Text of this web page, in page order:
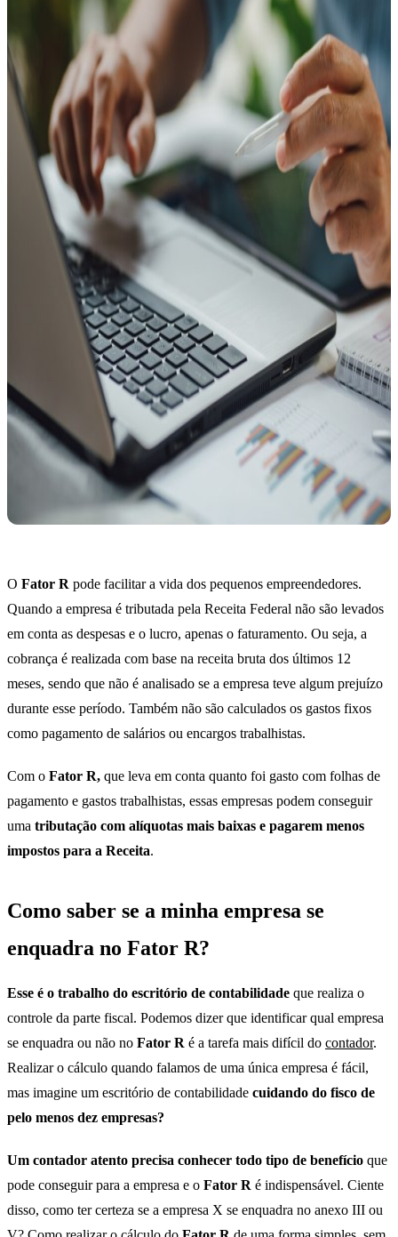
O Fator R pode facilitar a vida dos pequenos empreendedores.
Quando a empresa é tributada pela Receita Federal não são levados
em conta as despesas e o lucro, apenas o faturamento. Ou seja, a
cobrança é realizada com base na receita bruta dos últimos 12
meses, sendo que não é analisado se a empresa teve algum prejuízo
durante esse período. Também não são calculados os gastos fixos
como pagamento de salários ou encargos trabalhistas.
Com o Fator R, que leva em conta quanto foi gasto com folhas de
pagamento e gastos trabalhistas, essas empresas podem conseguir
uma tributação com alíquotas mais baixas e pagarem menos
impostos para a Receita.
Como saber se a minha empresa se
enquadra no Fator R?
Esse é o trabalho do escritório de contabilidade que realiza o
controle da parte fiscal. Podemos dizer que identificar qual empresa
se enquadra ou não no Fator R é a tarefa mais difícil do contador.
Realizar o cálculo quando falamos de uma única empresa é fácil,
mas imagine um escritório de contabilidade cuidando do fisco de
pelo menos dez empresas?
Um contador atento precisa conhecer todo tipo de benefício que
pode conseguir para a empresa e o Fator R é indispensável. Ciente
disso, como ter certeza se a empresa X se enquadra no anexo III ou